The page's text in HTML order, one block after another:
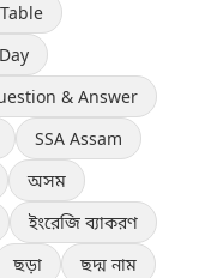
& Answer
SSA Assam
অসম
ইংরেজি ব্যাকরণ
ছড়া
ছদ্ম নাম